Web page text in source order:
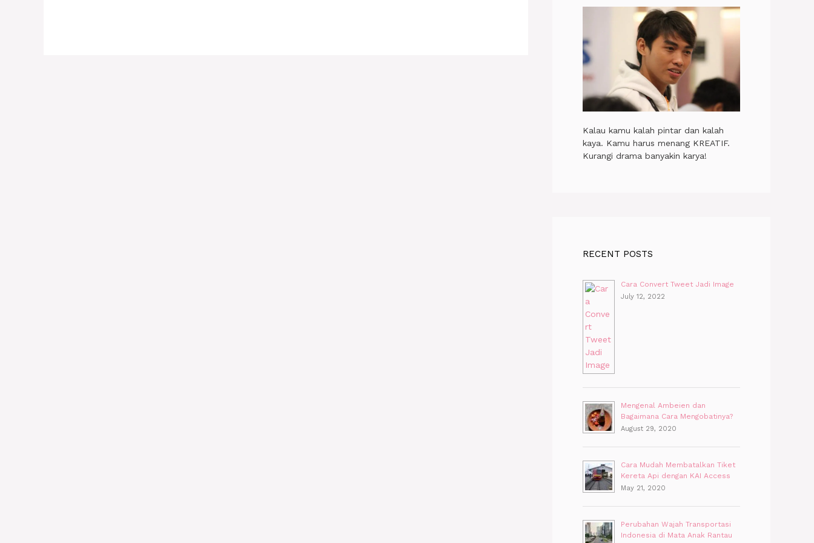
Kalau kamu kalah pintar dan kalah
kaya. Kamu harus menang KREATIF.
Kurangi drama banyakin karya!
RECENT POSTS
Cara Convert Tweet Jadi Image
July 12, 2022
Mengenal Ambeien dan
Bagaimana Cara Mengobatinya?
August 29, 2020
Cara Mudah Membatalkan Tiket
Kereta Api dengan KAI Access
May 21, 2020
Perubahan Wajah Transportasi
Indonesia di Mata Anak Rantau